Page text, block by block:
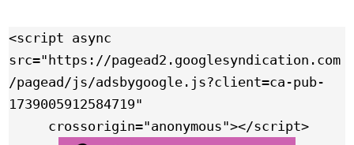
<script async
src="https://pagead2.googlesyndication.com
/pagead/js/adsbygoogle.js?client=ca-pub-
1739005912584719"
     crossorigin="anonymous"></script>